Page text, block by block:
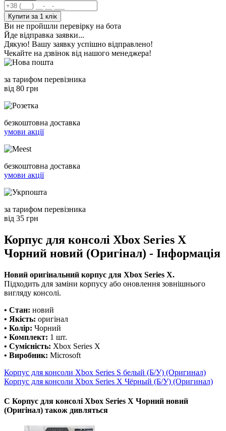
Купити за 1 клiк
Ви не пройшли перевірку на бота
Йде відправка заявки...
Дякую! Вашу заявку успішно відправлено!
Чекайте на дзвінок від нашого менеджера!
за тарифом перевізника
від 80 грн
безкоштовна доставка
умови акції
безкоштовна доставка
умови акції
за тарифом перевізника
від 35 грн
Корпус для консолі Xbox Series X
Чорний новий (Оригінал) - Інформація
Новий оригінальний корпус для Xbox Series X.
Підходить для заміни корпусу або оновлення зовнішнього
вигляду консолі.
• Стан: новий
• Якість: оригінал
• Колір: Чорний
• Комплект: 1 шт.
• Сумісність: Xbox Series X
• Виробник: Microsoft
Корпус для консоли Xbox Series S белый (Б/У) (Оригинал)
Корпус для консоли Xbox Series X Чёрный (Б/У) (Оригинал)
С Корпус для консолі Xbox Series X Чорний новий
(Оригінал) також дивляться